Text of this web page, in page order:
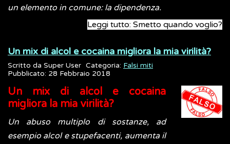
un elemento in comune: la dipendenza.
Leggi tutto: Smetto quando voglio?
Un mix di alcol e cocaina migliora la mia virilità?
Scritto da Super User Categoria: Falsi miti
Pubblicato: 28 Febbraio 2018
Un mix di alcol e cocaina
migliora la mia virilità?
Un abuso multiplo di sostanze, ad
esempio alcol e stupefacenti, aumenta il